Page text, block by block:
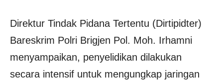
Direktur Tindak Pidana Tertentu (Dirtipidter)
Bareskrim Polri Brigjen Pol. Moh. Irhamni
menyampaikan, penyelidikan dilakukan
secara intensif untuk mengungkap jaringan